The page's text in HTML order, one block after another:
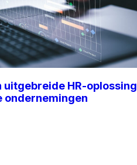
uitgebreide HR-oplossing
ondernemingen